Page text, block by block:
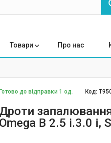
Товари Про нас
Готово до відправки 1 од. Код:
Дроти
Omega B 2.5 i.3.0 i,